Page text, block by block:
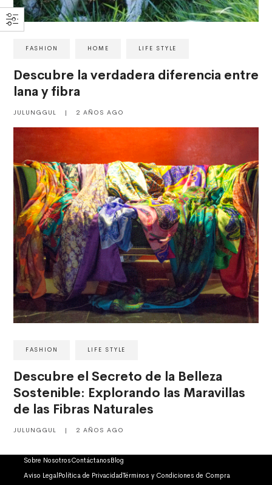
FASHION HOME LIFE STYLE
Descubre la verdadera diferencia entre
lana y fibra
JULUNGGUL | 2 AÑOS AGO
FASHION LIFE STYLE
Descubre el Secreto de la Belleza
Sostenible: Explorando las Maravillas
de las Fibras Naturales
JULUNGGUL | 2 AÑOS AGO
Sobre NosotrosContáctanosBlog
Aviso LegalPolítica de PrivacidadTérminos y Condiciones de Compra